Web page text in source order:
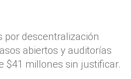
por descentralización
abiertos y auditorías
$41 millones sin justificar.